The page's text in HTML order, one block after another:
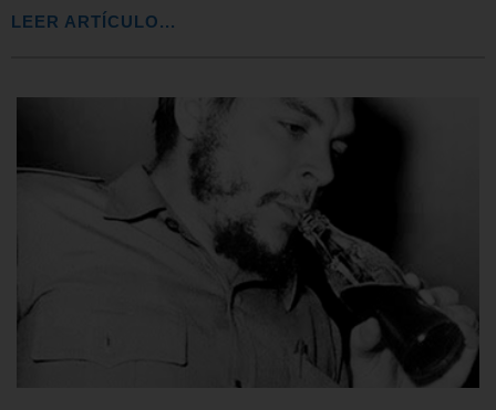
LEER ARTÍCULO...